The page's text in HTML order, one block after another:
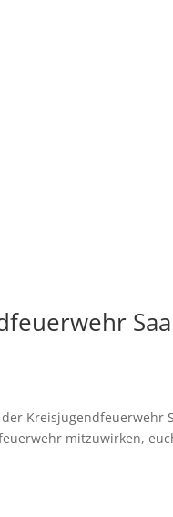
Kreisjugendfeuerwehr
mitzuwirken,